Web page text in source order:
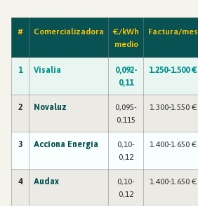
# Comercializadora
€/kWh
medio
Factura/mes
1 Visalia
0,092-
0,11
1.250-1.500 €
2 Novaluz
0,095-
0,115
1.300-1.550 €
3 Acciona Energía
0,10-
0,12
1.400-1.650 €
4 Audax
0,10-
0,12
1.400-1.650 €